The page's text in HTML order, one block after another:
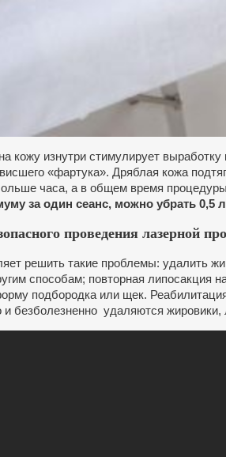
кожу изнутри стимулирует
«фартука». Дряблая кожа
часа, а в общем время
за один сеанс, можно убрать 0,5
проведения лазерной
решить такие проблемы: удалить
способам; повторная липосакция
подбородка или щек.
безболезненно удаляются